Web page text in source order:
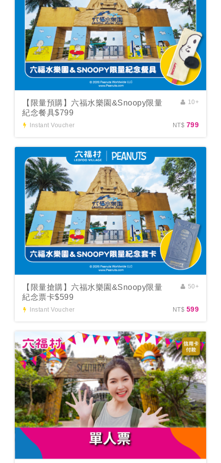
【限量預購】六福水樂園&Snoopy限量
紀念餐具$799
Instant Voucher
10+
NT$ 799
【限量搶購】六福水樂園&Snoopy限量
紀念票卡$599
Instant Voucher
50+
NT$ 599